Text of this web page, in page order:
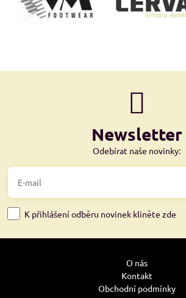
Newsletter
Odebírat naše novinky:
K přihlášení odběru novinek kliněte zde
O nás
Kontakt
Obchodní podmínky